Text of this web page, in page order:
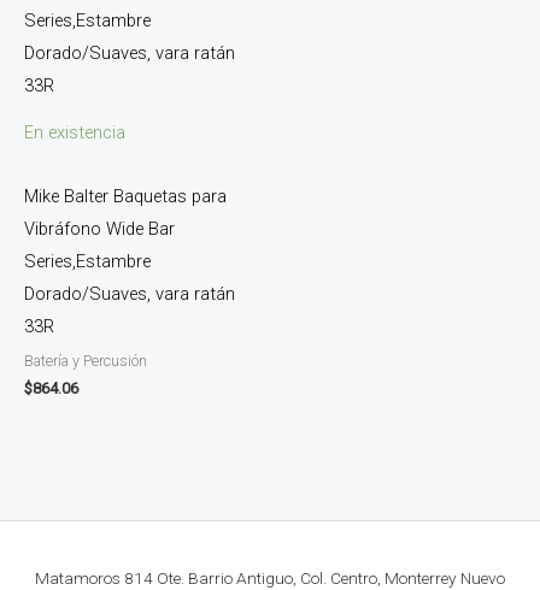
En existencia
Mike Balter Baquetas para
Vibráfono Wide Bar
Series,Estambre
Dorado/Suaves, vara ratán
33R
Batería y Percusión
$864.06
Matamoros 814 Ote. Barrio Antiguo, Col. Centro, Monterrey Nuevo